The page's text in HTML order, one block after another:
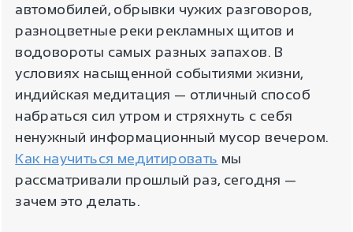
автомобилей, обрывки чужих разговоров,
разноцветные реки рекламных щитов и
водовороты самых разных запахов. В
условиях насыщенной событиями жизни,
индийская медитация — отличный способ
набраться сил утром и стряхнуть с себя
ненужный информационный мусор вечером.
Как научиться медитировать мы
рассматривали прошлый раз, сегодня —
зачем это делать.